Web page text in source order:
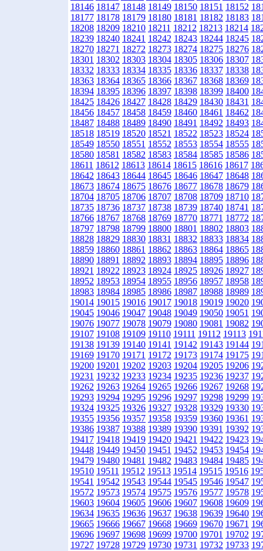
18146 18147 18148 18149 18150 18151 18152
18177 18178 18179 18180 18181 18182 18183
18208 18209 18210 18211 18212 18213 18214
18239 18240 18241 18242 18243 18244 18245
18270 18271 18272 18273 18274 18275 18276
18301 18302 18303 18304 18305 18306 18307
18332 18333 18334 18335 18336 18337 18338
18363 18364 18365 18366 18367 18368 18369
18394 18395 18396 18397 18398 18399 18400
18425 18426 18427 18428 18429 18430 18431
18456 18457 18458 18459 18460 18461 18462
18487 18488 18489 18490 18491 18492 18493
18518 18519 18520 18521 18522 18523 18524
18549 18550 18551 18552 18553 18554 18555
18580 18581 18582 18583 18584 18585 18586
18611 18612 18613 18614 18615 18616 18617
18642 18643 18644 18645 18646 18647 18648
18673 18674 18675 18676 18677 18678 18679
18704 18705 18706 18707 18708 18709 18710
18735 18736 18737 18738 18739 18740 18741
18766 18767 18768 18769 18770 18771 18772
18797 18798 18799 18800 18801 18802 18803
18828 18829 18830 18831 18832 18833 18834
18859 18860 18861 18862 18863 18864 18865
18890 18891 18892 18893 18894 18895 18896
18921 18922 18923 18924 18925 18926 18927
18952 18953 18954 18955 18956 18957 18958
18983 18984 18985 18986 18987 18988 18989
19014 19015 19016 19017 19018 19019 19020
19045 19046 19047 19048 19049 19050 19051
19076 19077 19078 19079 19080 19081 19082
19107 19108 19109 19110 19111 19112 19113
19138 19139 19140 19141 19142 19143 19144
19169 19170 19171 19172 19173 19174 19175
19200 19201 19202 19203 19204 19205 19206
19231 19232 19233 19234 19235 19236 19237
19262 19263 19264 19265 19266 19267 19268
19293 19294 19295 19296 19297 19298 19299
19324 19325 19326 19327 19328 19329 19330
19355 19356 19357 19358 19359 19360 19361
19386 19387 19388 19389 19390 19391 19392
19417 19418 19419 19420 19421 19422 19423
19448 19449 19450 19451 19452 19453 19454
19479 19480 19481 19482 19483 19484 19485
19510 19511 19512 19513 19514 19515 19516
19541 19542 19543 19544 19545 19546 19547
19572 19573 19574 19575 19576 19577 19578
19603 19604 19605 19606 19607 19608 19609
19634 19635 19636 19637 19638 19639 19640
19665 19666 19667 19668 19669 19670 19671
19696 19697 19698 19699 19700 19701 19702
19727 19728 19729 19730 19731 19732 19733